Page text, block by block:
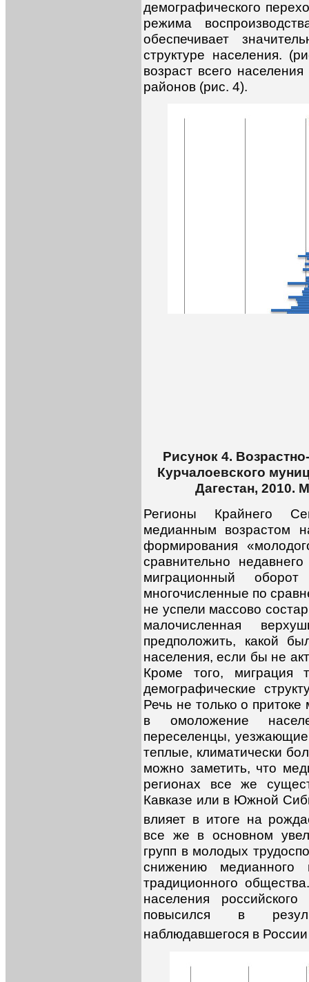
демографического
режима
обеспечивает
структуре населения.
возраст всего
районов (рис. 4).
Рисунок 4.
Курчалоевского
Дагестан, 2010.
Регионы Крайнего
медианным возрастом
формирования
сравнительно
миграционный
многочисленные по
не успели массово
малочисленная
предположить, какой
населения, если бы не
Кроме того, миграция
демографические
Речь не только о
в омоложение
переселенцы,
теплые, климатически
можно заметить, что
регионах все же
Кавказе или в Южной
влияет в итоге на
все же в основном
групп в молодых
снижению медианного
традиционного
населения
повысился в
наблюдавшегося в